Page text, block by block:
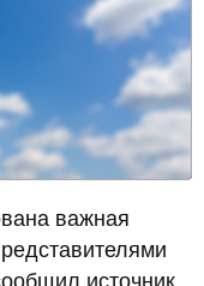
важная
источник